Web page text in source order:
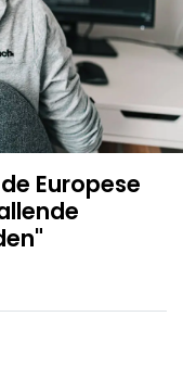
Europese